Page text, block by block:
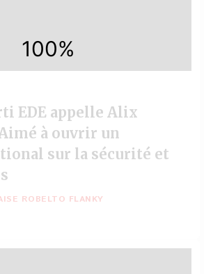
EDE appelle Alix
à ouvrir un
sur la sécurité et
ROBELTO FLANKY